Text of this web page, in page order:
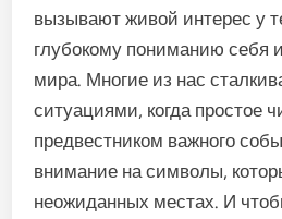
вызывают живой интерес у
глубокому пониманию себя
мира. Многие из нас
ситуациями, когда простое
предвестником важного
внимание на символы,
неожиданных местах. И